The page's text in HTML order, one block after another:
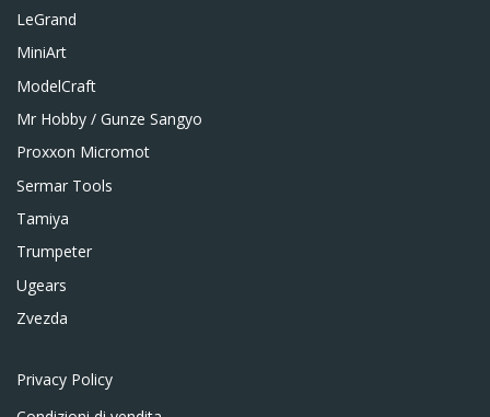
LeGrand
MiniArt
ModelCraft
Mr Hobby / Gunze Sangyo
Proxxon Micromot
Sermar Tools
Tamiya
Trumpeter
Ugears
Zvezda
Privacy Policy